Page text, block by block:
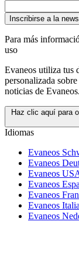
Inscribirse a la
Para más
uso
Evaneos utiliza tus
personalizada
noticias de Evaneos.
Haz clic aquí para
Idiomas
Evaneos
Evaneos
Evaneos
Evaneos
Evaneos
Evaneos Italia
Evaneos